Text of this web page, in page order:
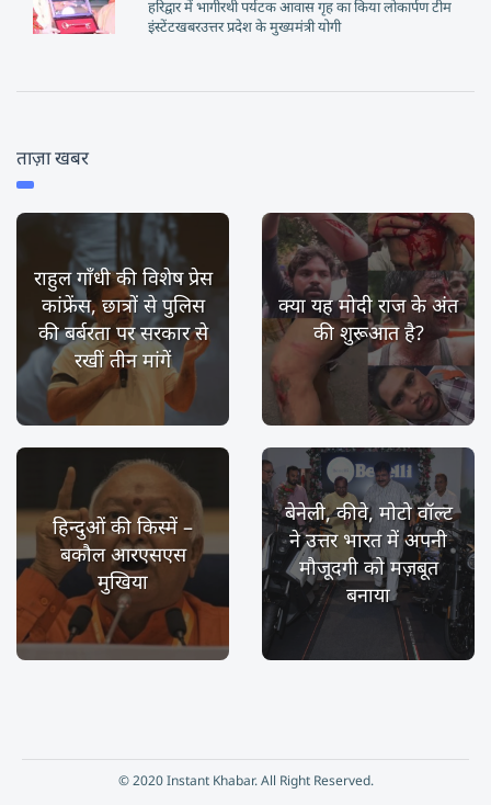
हरिद्वार में भागीरथी पर्यटक आवास गृह का किया लोकार्पण टीम
इंस्टेंटखबरउत्तर प्रदेश के मुख्यमंत्री योगी
ताज़ा खबर
राहुल गाँधी की विशेष प्रेस
कांफ्रेंस, छात्रों से पुलिस
की बर्बरता पर सरकार से
रखीं तीन मांगें
क्या यह मोदी राज के अंत
की शुरूआत है?
हिन्दुओं की किस्में –
बकौल आरएसएस
मुखिया
बेनेली, कीवे, मोटो वॉल्ट
ने उत्तर भारत में अपनी
मौजूदगी को मज़बूत
बनाया
© 2020 Instant Khabar. All Right Reserved.